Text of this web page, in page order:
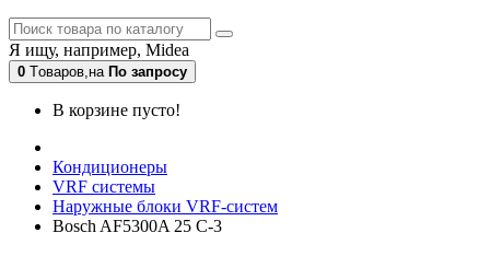
Я ищу, например, Midea
0 Tоваров,на По запросу
В корзине пусто!
Кондиционеры
VRF системы
Наружные блоки VRF-систем
Bosch AF5300A 25 C-3